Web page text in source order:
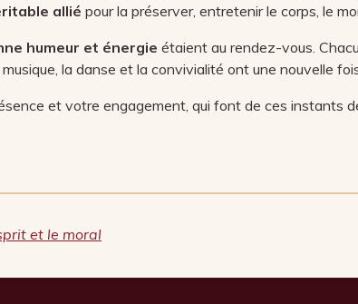
allié pour la préserver, entretenir le corps, le
humeur et énergie étaient au rendez-vous.
la danse et la convivialité ont une nouvelle
et votre engagement, qui font de ces instants
et le moral